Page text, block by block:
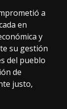
a
en
y
su gestión
del pueblo
de
justo,